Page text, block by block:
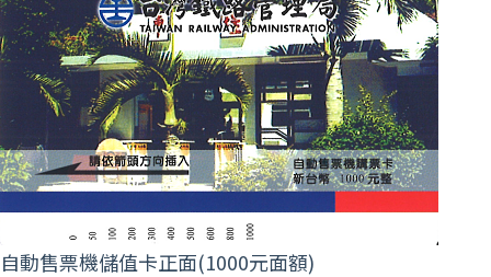
自動售票機儲值卡正面(1000元面額)